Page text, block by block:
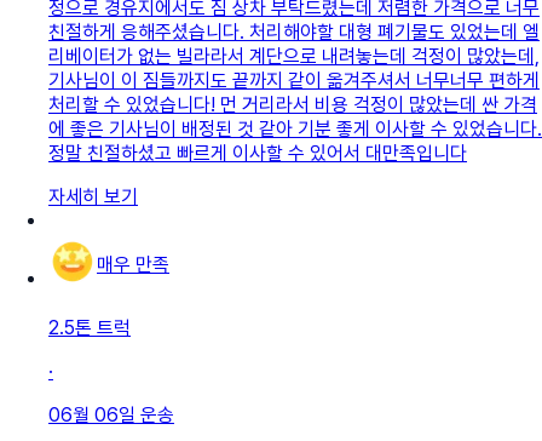
정으로 경유지에서도 짐 상차 부탁드렸는데 저렴한 가격으로 너무
친절하게 응해주셨습니다. 처리해야할 대형 폐기물도 있었는데 엘
리베이터가 없는 빌라라서 계단으로 내려놓는데 걱정이 많았는데,
기사님이 이 짐들까지도 끝까지 같이 옮겨주셔서 너무너무 편하게
처리할 수 있었습니다! 먼 거리라서 비용 걱정이 많았는데 싼 가격
에 좋은 기사님이 배정된 것 같아 기분 좋게 이사할 수 있었습니다.
정말 친절하셨고 빠르게 이사할 수 있어서 대만족입니다
자세히 보기
매우 만족
2.5톤 트럭
·
06월 06일 운송